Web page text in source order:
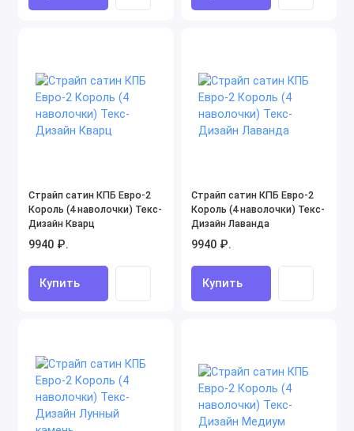
Страйп сатин КПБ Евро-2
Король (4 наволочки) Текс-
Дизайн Кварц
9940 ₽.
Купить
Страйп сатин КПБ Евро-2
Король (4 наволочки) Текс-
Дизайн Лаванда
9940 ₽.
Купить